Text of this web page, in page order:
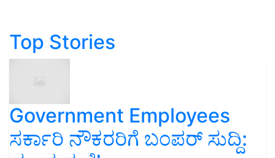
Top Stories
Government Employees
ಸರ್ಕಾರಿ ನೌಕರರಿಗೆ ಬಂಪರ್‌ ಸುದ್ದಿ: